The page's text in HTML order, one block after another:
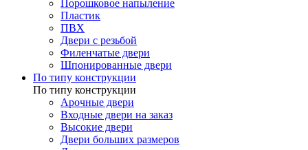
Порошковое напыление
Пластик
ПВХ
Двери с резьбой
Филенчатые двери
Шпонированные двери
По типу конструкции
По типу конструкции
Арочные двери
Входные двери на заказ
Высокие двери
Двери больших размеров